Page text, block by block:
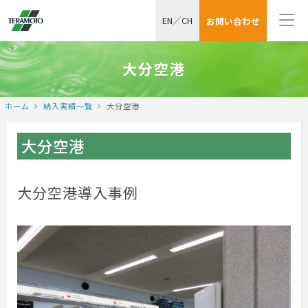
お問い合わせ
EN／CH
大分空港
ホーム 納入実績一覧 大分空港
大分空港
大分空港導入事例